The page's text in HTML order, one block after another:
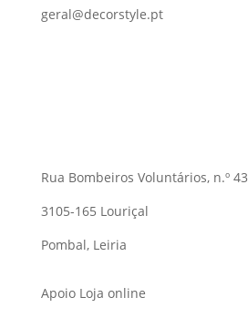
geral@decorstyle.pt
Rua Bombeiros Voluntários, n.º 43
3105-165 Louriçal
Pombal, Leiria
Apoio Loja online